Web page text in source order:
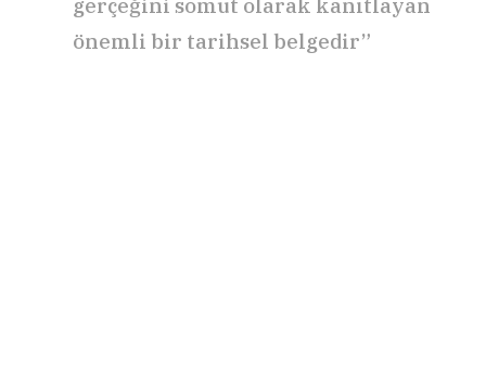
gerçeğini somut olarak kanıtlayan
önemli bir tarihsel belgedir”